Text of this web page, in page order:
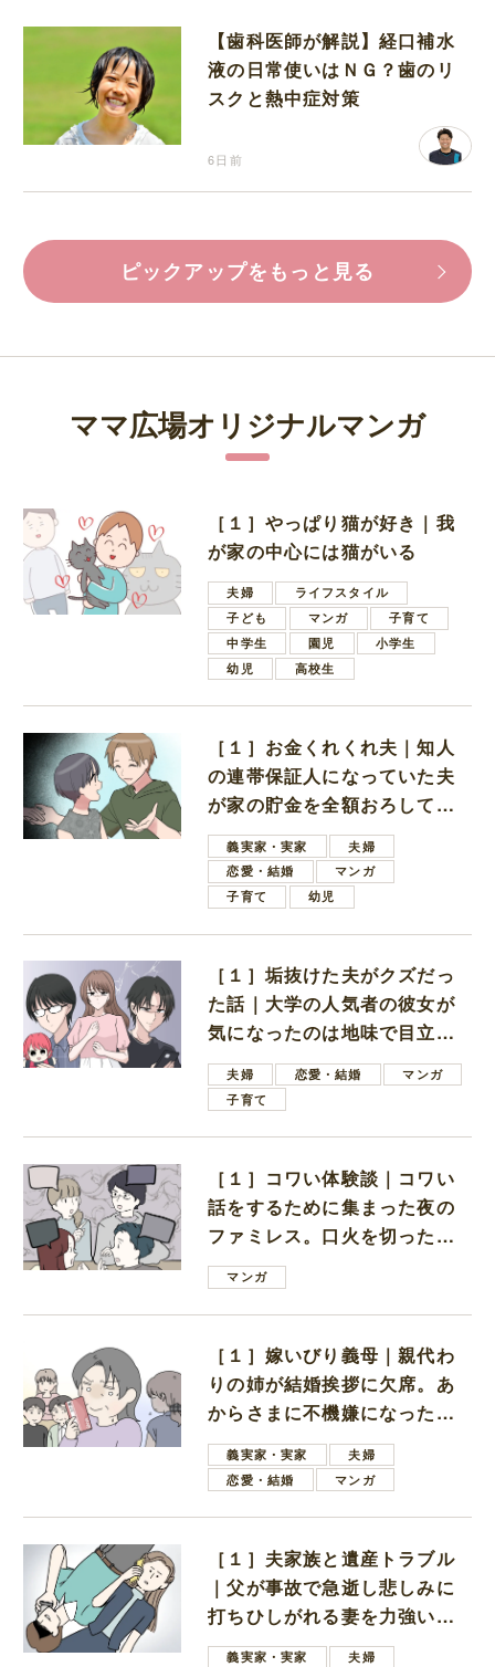
【歯科医師が解説】経口補水
液の日常使いはＮＧ？歯のリ
スクと熱中症対策
6日前
ピックアップをもっと見る
ママ広場オリジナルマンガ
［１］やっぱり猫が好き｜我
が家の中心には猫がいる
夫婦
ライフスタイル
子ども
マンガ
子育て
中学生
園児
小学生
幼児
高校生
［１］お金くれくれ夫｜知人
の連帯保証人になっていた夫
が家の貯金を全額おろしてほ
しいと言ってきた
義実家・実家
夫婦
恋愛・結婚
マンガ
子育て
幼児
［１］垢抜けた夫がクズだっ
た話｜大学の人気者の彼女が
気になったのは地味で目立た
ない男子学生
夫婦 恋愛・結婚
マンガ
子育て
［１］コワい体験談｜コワい
話をするために集まった夜の
ファミレス。口火を切ったの
は電車好きの男の子ママ
マンガ
［１］嫁いびり義母｜親代わ
りの姉が結婚挨拶に欠席。あ
からさまに不機嫌になった義
母義実家・実家
夫婦
恋愛・結婚
マンガ
［１］夫家族と遺産トラブル
｜父が事故で急逝し悲しみに
打ちひしがれる妻を力強い言
葉で励ます夫
義実家・実家
夫婦